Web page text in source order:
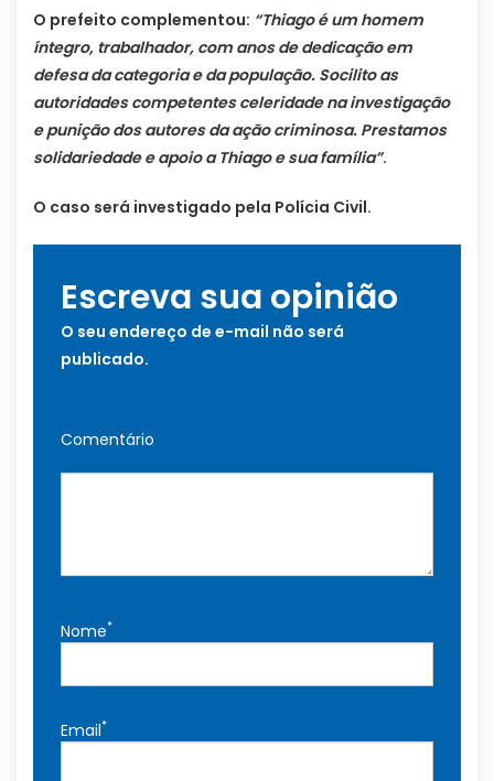
O prefeito complementou: “Thiago é um homem
íntegro, trabalhador, com anos de dedicação em
defesa da categoria e da população. Socilito as
autoridades competentes celeridade na investigação
e punição dos autores da ação criminosa. Prestamos
solidariedade e apoio a Thiago e sua família”.
O caso será investigado pela Polícia Civil.
Escreva sua opinião
O seu endereço de e-mail não será
publicado.
Comentário
Nome*
Email*